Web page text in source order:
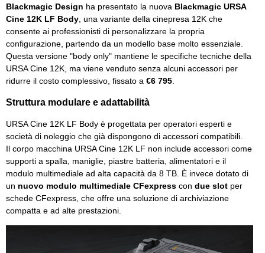
Blackmagic Design ha presentato la nuova Blackmagic URSA
Cine 12K LF Body , una variante della cinepresa 12K che
consente ai professionisti di personalizzare la propria
configurazione, partendo da un modello base molto essenziale.
Questa versione "body only" mantiene le specifiche tecniche della
URSA Cine 12K, ma viene venduto senza alcuni accessori per
ridurre il costo complessivo, fissato a €6 795
Struttura modulare e adattabilità
URSA Cine 12K LF Body è progettata per operatori esperti e
società di noleggio che già dispongono di accessori compatibili.
Il corpo macchina URSA Cine 12K LF non include accessori come
supporti a spalla, maniglie, piastre batteria, alimentatori e il
modulo multimediale ad alta capacità da 8 TB. È invece dotato di
un nuovo modulo multimediale CFexpress con due slot per
schede CFexpress, che offre una soluzione di archiviazione
compatta e ad alte prestazioni.